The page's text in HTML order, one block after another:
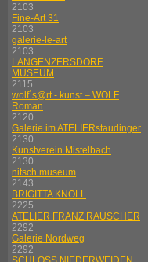
2103
Fine-Art 31
2103
galerie-le-art
2103
LANGENZERSDORF
MUSEUM
2115
wolf´s@rt - kunst – WOLF
Roman
2120
Galerie im ATELIERstaudinger
2130
Kunstverein Mistelbach
2130
nitsch museum
2143
BRIGITTA KNOLL
2225
ATELIER FRANZ RAUSCHER
2292
Galerie Nordweg
2292